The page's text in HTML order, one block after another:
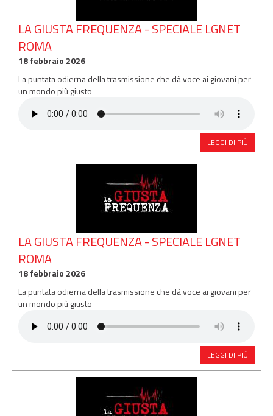
LA GIUSTA FREQUENZA - SPECIALE LGNET
ROMA
18 febbraio 2026
La puntata odierna della trasmissione che dà voce ai giovani per
un mondo più giusto
LEGGI DI PIÙ
LA GIUSTA FREQUENZA - SPECIALE LGNET
ROMA
18 febbraio 2026
La puntata odierna della trasmissione che dà voce ai giovani per
un mondo più giusto
LEGGI DI PIÙ